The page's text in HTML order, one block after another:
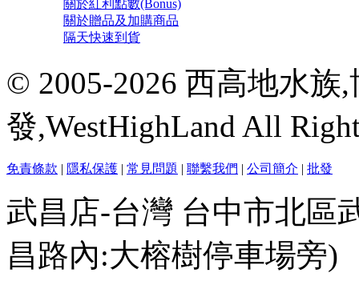
關於紅利點數(Bonus)
關於贈品及加購商品
隔天快速到貨
© 2005-2026 西高地水族
發,WestHighLand All
免責條款 | 隱私保護 | 常見問題 | 聯繫我們 | 公司簡介 | 批發
武昌店-台灣 台中市北區
昌路內:大榕樹停車場旁)